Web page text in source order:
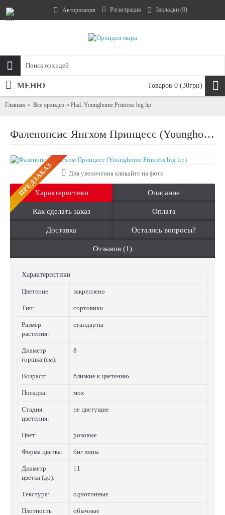
Авторизация Регистрация Закладки (0)
Товаров 0 (30грн)
МЕНЮ
Главная Все орхидеи Phal. Younghome Princess big lip
Фаленопсис Янгхом Принцесс (Younghome Princess big lip)
ПРЕДЗАКАЗ Для увеличения кликайте на фото
Характеристики Описание
Как сделать заказ Оплата
Доставка Остались вопросы?
Отзывов (1)
Характеристики
Цветение закреплено
Тип: сортовики
Размер
растения:
стандарты
Диаметр
горшка (см):
8
Возраст: близкие к цветению
Посадка: мох
Стадия
цветения:
не цветущие
Цвет: розовые
Форма цветка: биг липы
Диаметр
цветка (до):
11
Текстура: однотонные
Плотность
обычные